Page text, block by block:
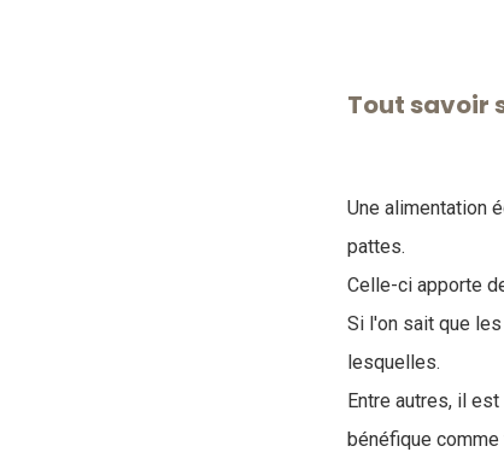
Tout savoir
Une alimentation
pattes.
Celle-ci apporte
Si l'on sait que
lesquelles.
Entre autres, il
bénéfique